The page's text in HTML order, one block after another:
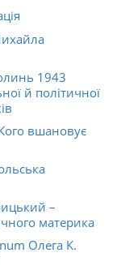
1943
й політичної
вшановує
–
материка
Олега К.